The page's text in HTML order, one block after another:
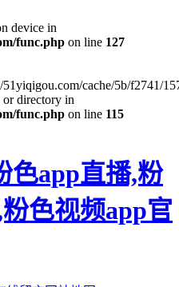
device in
func.php on line 127
cache/5b/f2741/
or directory in
func.php on line 115
色app直播,粉
色视频app官